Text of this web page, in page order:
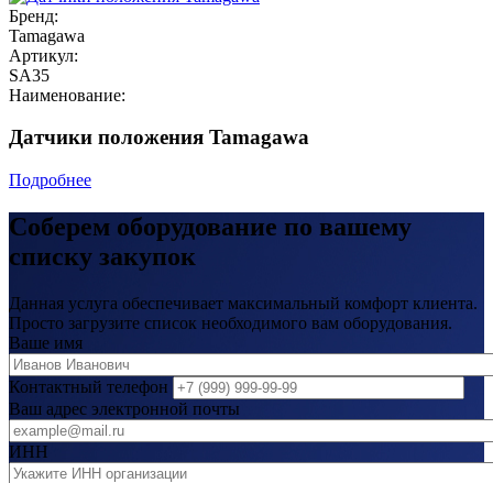
Бренд:
Tamagawa
Артикул:
SA35
Наименование:
Датчики положения Tamagawa
Подробнее
Соберем оборудование по вашему
списку закупок
Данная услуга обеспечивает максимальный комфорт клиента.
Просто загрузите список необходимого вам оборудования.
Ваше имя
Контактный телефон
Ваш адрес электронной почты
ИНН